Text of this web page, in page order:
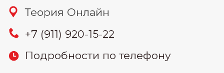
узнать цену
27.05-онлайн (понедельник и среда)
19:30-22:00
Связаться: